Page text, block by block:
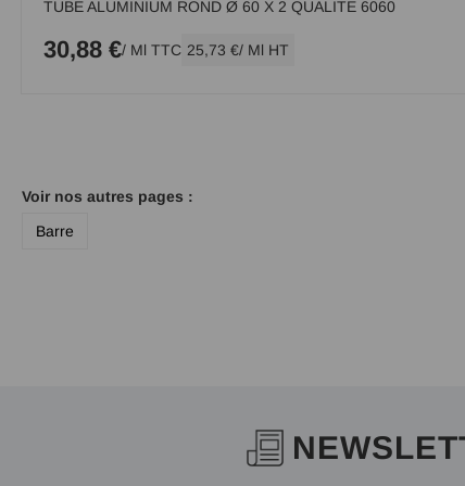
TUBE ALUMINIUM ROND Ø 60 X 2 QUALITE 6060
30,88 €/ Ml TTC 25,73 €/ Ml HT
Voir nos autres pages :
Barre